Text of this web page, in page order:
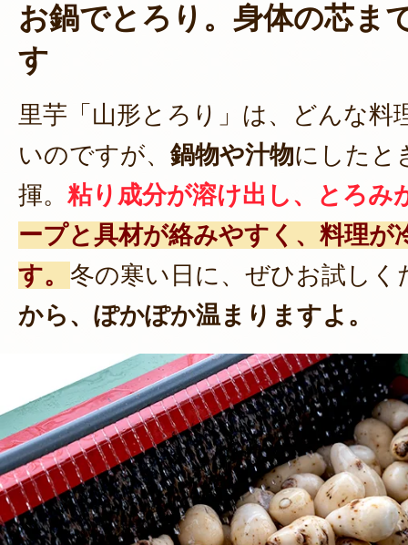
お鍋でとろり。身体の芯ま
す
里芋「山形とろり」は、どんな料
いのですが、 鍋物や汁物にしたと
揮。 粘り成分が溶け出し、とろみ
ープと具材が絡みやすく、料理が
す。 冬の寒い日に、ぜひお試しく
から、ぽかぽか温まりますよ。